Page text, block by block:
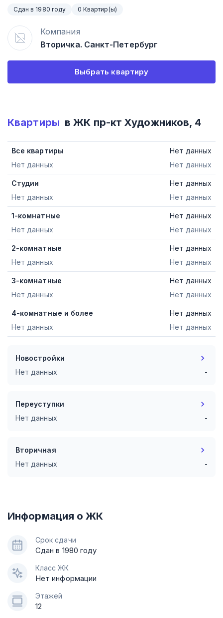
Сдан в 1980 году 0 Квартир(ы)
Компания
Вторичка. Санкт-Петербург
Выбрать квартиру
Квартиры в ЖК пр-кт Художников, 4
Все квартиры
Нет данных
Нет данных
Нет данных
Студии
Нет данных
Нет данных
Нет данных
1-комнатные
Нет данных
Нет данных
Нет данных
2-комнатные
Нет данных
Нет данных
Нет данных
3-комнатные
Нет данных
Нет данных
Нет данных
4-комнатные и более
Нет данных
Нет данных
Нет данных
Новостройки
Нет данных
-
Переуступки
Нет данных
-
Вторичная
Нет данных
-
Информация о ЖК
Срок сдачи
Сдан в 1980 году
Класс ЖК
Нет информации
Этажей
12